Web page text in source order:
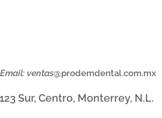
Email: ventas@prodemdental.com.mx
Sur, Centro, Monterrey, N.L.